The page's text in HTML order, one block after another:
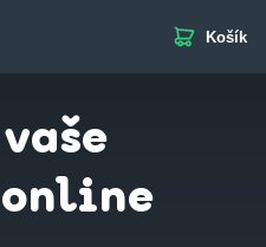
Košík
online